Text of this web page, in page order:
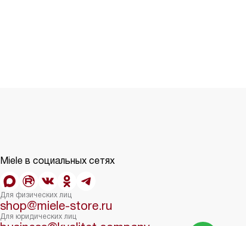
Miele в социальных сетях
Для физических лиц
shop@miele-store.ru
Для юридических лиц